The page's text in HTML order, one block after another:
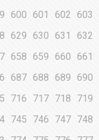
600 601 602 603
629 630 631 632
658 659 660 661
687 688 689 690
716 717 718 719
745 746 747 748